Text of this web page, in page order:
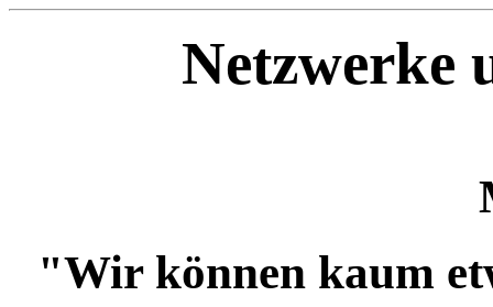
Netzwerke
"Wir können kaum